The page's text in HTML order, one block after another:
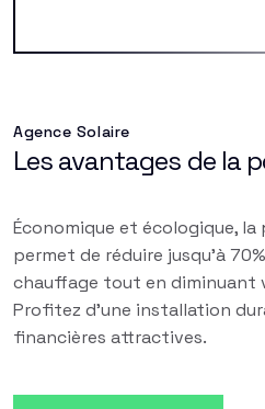
Agence Solaire
Les avantages de la
Économique et écologique, la
permet de réduire jusqu'à
chauffage tout en diminuant
Profitez d'une installation
financières attractives.